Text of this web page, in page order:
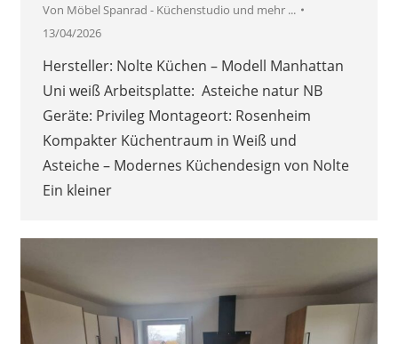
Von Möbel Spanrad - Küchenstudio und mehr ...
13/04/2026
Hersteller: Nolte Küchen – Modell Manhattan
Uni weiß Arbeitsplatte: Asteiche natur NB
Geräte: Privileg Montageort: Rosenheim
Kompakter Küchentraum in Weiß und
Asteiche – Modernes Küchendesign von Nolte
Ein kleiner